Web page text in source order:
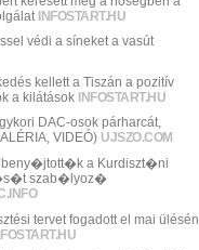
INFOSTART.HU
védi a síneket a vasút
kellett a Tiszán a pozitív
a kilátások INFOSTART.HU
DAC-osok párharcát,
VIDEÓ) UJSZO.COM
a Kurdiszt�ni
szab�lyoz�
tervet fogadott el mai ülésén